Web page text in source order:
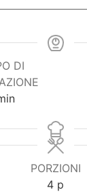
DI
PORZIONI
4 p